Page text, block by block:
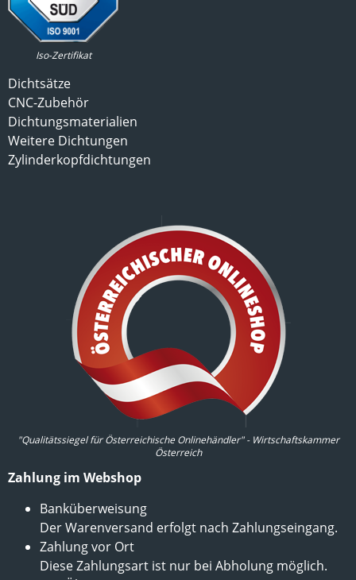
Iso-Zertifikat
Dichtsätze
CNC-Zubehör
Dichtungsmaterialien
Weitere Dichtungen
Zylinderkopfdichtungen
"Qualitätssiegel für Österreichische Onlinehändler" - Wirtschaftskammer
Österreich
Zahlung im Webshop
Banküberweisung
Der Warenversand erfolgt nach Zahlungseingang.
Zahlung vor Ort
Diese Zahlungsart ist nur bei Abholung möglich.